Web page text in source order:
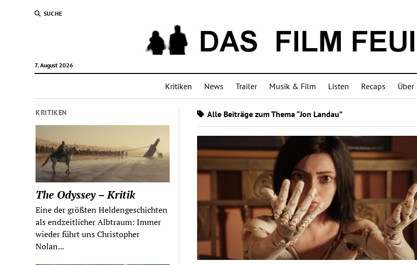
SUCHE
7. August 2026
Kritiken News Trailer Musik & Film Listen Recaps Über
KRITIKEN
The Odyssey – Kritik
Eine der größten Heldengeschichten
als endzeitlicher Albtraum: Immer
wieder führt uns Christopher
Nolan...
Alle Beiträge zum Thema “Jon Landau”